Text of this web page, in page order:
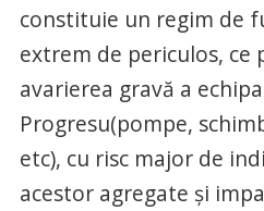
constituie un regim de
extrem de periculos, ce
avarierea gravă a
Progresu(pompe,
etc), cu risc major de
acestor agregate și